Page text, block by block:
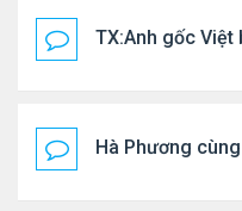
TX:Anh gốc Việt
Hà Phương